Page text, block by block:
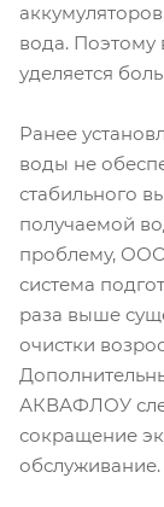
вода. Поэтому
уделяется
Ранее
воды не
стабильного
получаемой
проблему,
система
раза выше
очистки
АКВАФЛОУ
сокращение
обслуживание.